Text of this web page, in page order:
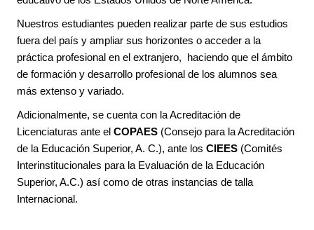
Nuestros estudiantes pueden realizar parte de sus estudios
fuera del país y ampliar sus horizontes o acceder a la
práctica profesional en el extranjero, haciendo que el ámbito
de formación y desarrollo profesional de los alumnos sea
más extenso y variado.
Adicionalmente, se cuenta con la Acreditación de
Licenciaturas ante el COPAES (Consejo para la Acreditación
de la Educación Superior, A. C.), ante los CIEES (Comités
Interinstitucionales para la Evaluación de la Educación
Superior, A.C.) así como de otras instancias de talla
Internacional.